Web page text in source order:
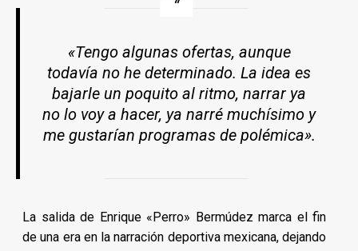
«Tengo algunas ofertas, aunque
todavía no he determinado. La idea es
bajarle un poquito al ritmo, narrar ya
no lo voy a hacer, ya narré muchísimo y
me gustarían programas de polémica».
La salida de Enrique «Perro» Bermúdez marca el fin
de una era en la narración deportiva mexicana, dejando